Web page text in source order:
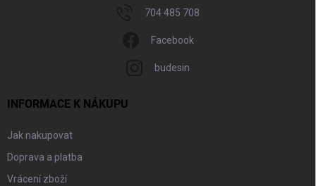
704 485 708
Facebook
budesin
INFORMACE K NÁKUPU
Jak nakupovat
Doprava a platba
Vrácení zboží